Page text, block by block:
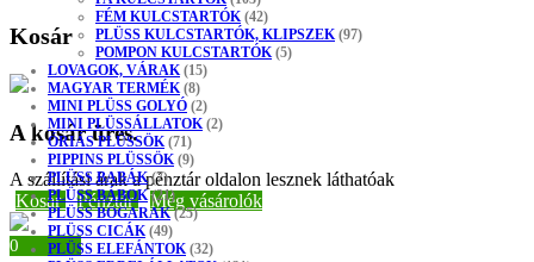
FÉM KULCSTARTÓK (42)
PLÜSS KULCSTARTÓK, KLIPSZEK (97)
POMPON KULCSTARTÓK (5)
LOVAGOK, VÁRAK (15)
MAGYAR TERMÉK (8)
MINI PLÜSS GOLYÓ (2)
MINI PLÜSSÁLLATOK (2)
ÓRIÁS PLÜSSÖK (71)
PIPPINS PLÜSSÖK (9)
PLÜSS BABÁK (7)
PLÜSS BÁBOK (21)
PLÜSS BOGARAK (25)
PLÜSS CICÁK (49)
PLÜSS ELEFÁNTOK (32)
Kosár
A kosár üres.
A szállítási árak a pénztár oldalon lesznek láthatóak
Kosár Pénztár Még vásárolók
0